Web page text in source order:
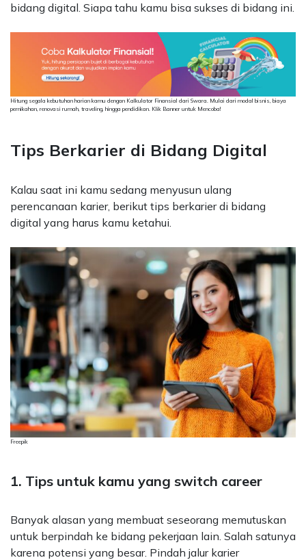
bidang digital. Siapa tahu kamu bisa sukses di bidang ini.
Hitung segala kebutuhan harian kamu dengan Kalkulator Finansial dari Swara. Mulai dari modal bisnis, biaya
pernikahan, renovasi rumah, traveling, hingga pendidikan. Klik Banner untuk Mencoba!
Tips Berkarier di Bidang Digital
Kalau saat ini kamu sedang menyusun ulang
perencanaan karier, berikut tips berkarier di bidang
digital yang harus kamu ketahui.
Freepik
1. Tips untuk kamu yang switch career
Banyak alasan yang membuat seseorang memutuskan
untuk berpindah ke bidang pekerjaan lain. Salah satunya
karena potensi yang besar. Pindah jalur karier